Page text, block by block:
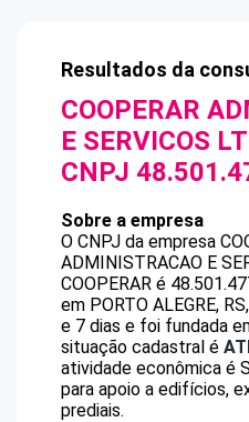
Resultados da
COOPERAR
E SERVICOS
CNPJ
Sobre a empresa
O CNPJ da empresa
ADMINISTRACAO E
COOPERAR é
em PORTO ALEGRE,
e 7 dias e foi fundada
situação cadastral é
atividade econômica é
para apoio a edifícios,
prediais.